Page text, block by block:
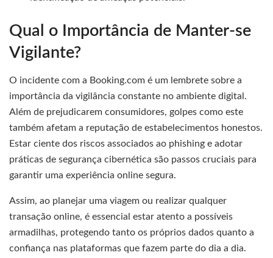
Qual o Importância de Manter-se
Vigilante?
O incidente com a Booking.com é um lembrete sobre a
importância da vigilância constante no ambiente digital.
Além de prejudicarem consumidores, golpes como este
também afetam a reputação de estabelecimentos honestos.
Estar ciente dos riscos associados ao phishing e adotar
práticas de segurança cibernética são passos cruciais para
garantir uma experiência online segura.
Assim, ao planejar uma viagem ou realizar qualquer
transação online, é essencial estar atento a possíveis
armadilhas, protegendo tanto os próprios dados quanto a
confiança nas plataformas que fazem parte do dia a dia.